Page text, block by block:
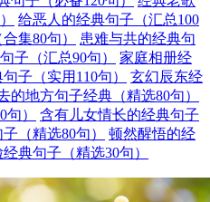
给恶人的经典句子（汇总100
集80句）
患难与共的经典句
子（汇总90句）
家庭相册经
子（实用110句）
玄幻辰东经
的地方句子经典（精选80句）
）
含有儿女情长的经典句子
（精选80句）
顿然醒悟的经
经典句子（精选30句）